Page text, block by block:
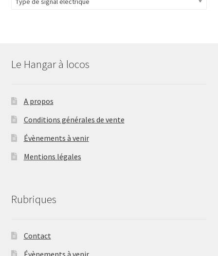
Le Hangar à locos
A propos
Conditions générales de vente
Évènements à venir
Mentions légales
Rubriques
Contact